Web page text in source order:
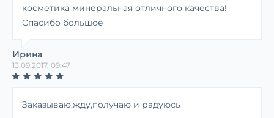
косметика минеральная отличного качества!
Спасибо большое
Ирина
13.09.2017, 09:47
Заказываю,жду,получаю и радуюсь